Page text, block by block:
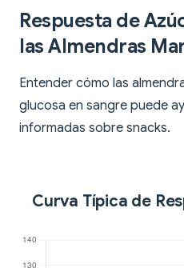
Respuesta de
las Almendras
Entender cómo las
glucosa en sangre puede
informadas sobre snacks.
Curva Típica de